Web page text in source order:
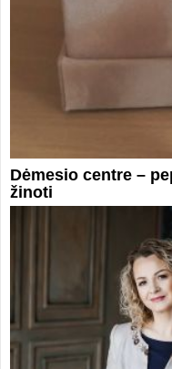
Dėmesio centre –
žinoti